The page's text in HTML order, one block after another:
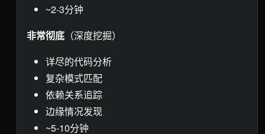
~2-3分钟
非常彻底 （深度挖掘）
详尽的代码分析
复杂模式匹配
依赖关系追踪
边缘情况发现
~5-10分钟